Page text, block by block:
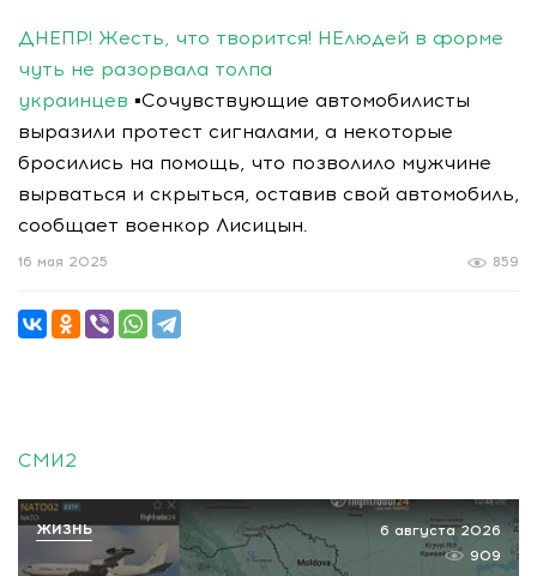
ДНЕПР! Жесть, что творится! НЕлюдей в форме
чуть не разорвала толпа
украинцев ▪Сочувствующие автомобилисты
выразили протест сигналами, а некоторые
бросились на помощь, что позволило мужчине
вырваться и скрыться, оставив свой автомобиль,
сообщает военкор Лисицын.
859
16 мая 2025
СМИ2
6 августа 2026
909
ЖИЗНЬ